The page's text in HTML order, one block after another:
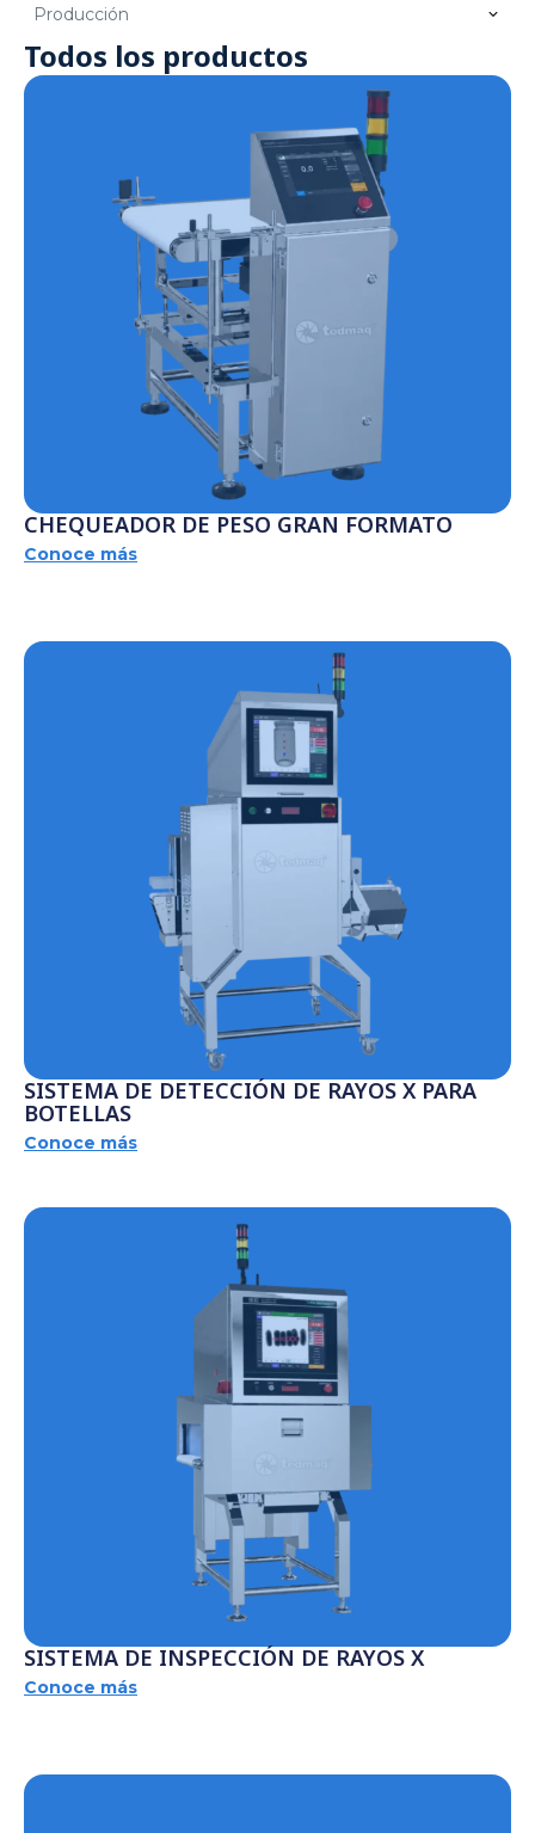
Producción
Todos los productos
CHEQUEADOR DE PESO GRAN FORMATO
Conoce más
SISTEMA DE DETECCIÓN DE RAYOS X PARA
BOTELLAS
Conoce más
SISTEMA DE INSPECCIÓN DE RAYOS X
Conoce más